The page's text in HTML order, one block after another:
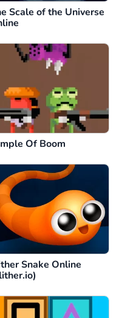
Scale of the Universe
Of Boom
Snake Online